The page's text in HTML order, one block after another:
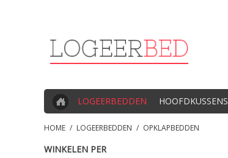
LOGEERBEDDEN HOOFDKUSSENS
HOME / LOGEERBEDDEN / OPKLAPBEDDEN
WINKELEN PER